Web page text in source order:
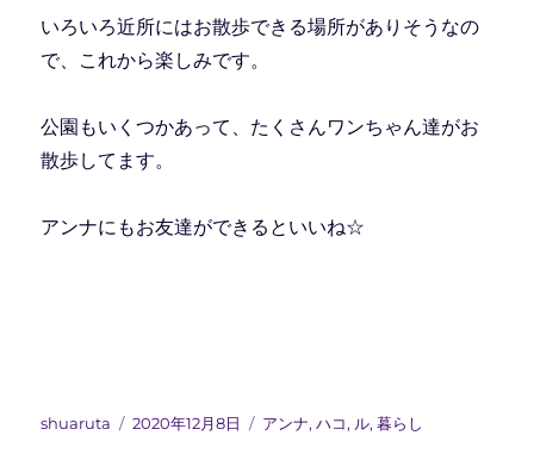
いろいろ近所にはお散歩できる場所がありそうなの
で、これから楽しみです。
公園もいくつかあって、たくさんワンちゃん達がお
散歩してます。
アンナにもお友達ができるといいね☆
投
shuaruta
投
2020年12月8日
カ
アンナ,ハコ, ル,暮らし